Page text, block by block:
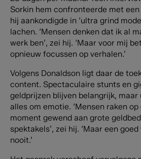
Sorkin hem confronteerde met
hij aankondigde in ‘ultra grind
lachen. ‘Mensen denken dat ik al
werk ben’, zei hij. ‘Maar voor mij
opnieuw focussen op verhalen.’
Volgens Donaldson ligt daar de
content. Spectaculaire stunts en
geldprijzen blijven belangrijk,
alles om emotie. ‘Mensen raken op
moment gewend aan grote
spektakels’, zei hij. ‘Maar een
nooit.’